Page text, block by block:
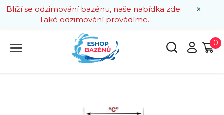
×
Blíží se odzimování bazénu, naše nabídka zde.
Také odzimování provádíme.
0